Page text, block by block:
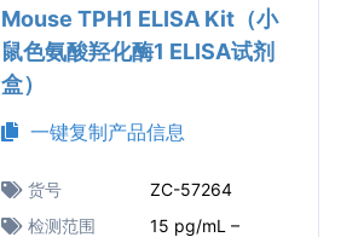
Mouse TPH1 ELISA Kit（小
鼠色氨酸羟化酶1 ELISA试剂
盒）
一键复制产品信息
货号
ZC-57264
检测范围
15 pg/mL –